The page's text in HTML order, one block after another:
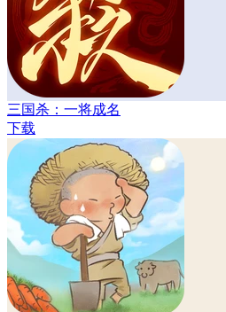
三国杀：一将成名
下载